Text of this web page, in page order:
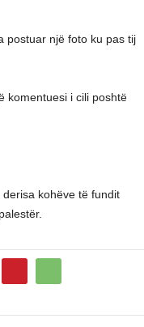
postuar një foto ku pas tij
komentuesi i cili poshtë
kohëve të fundit